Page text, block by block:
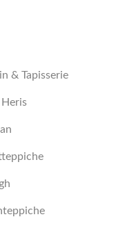
& Tapisserie
Heris